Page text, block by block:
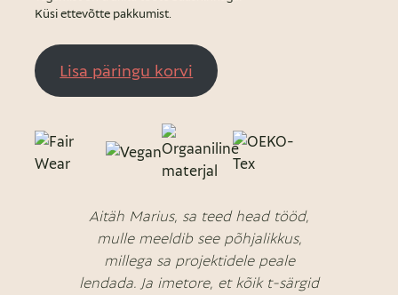
Küsi ettevõtte pakkumist.
Lisa päringu korvi
Aitäh Marius, sa teed head tööd,
mulle meeldib see põhjalikkus,
millega sa projektidele peale
lendada. Ja imetore, et kõik t-särgid